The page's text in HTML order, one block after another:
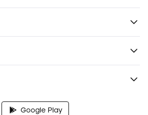
Google Play